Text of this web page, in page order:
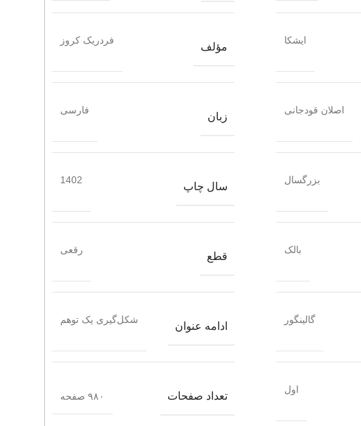
ایشکا
مؤلف
فردریک کروز
اصلان قودجانی
زبان
فارسی
بزرگسال
سال چاپ
1402
بالک
قطع
رقعی
گالینگور
ادامه عنوان
شکل‌گیری یک توهم
اول
تعداد صفحات ۹۸۰ صفحه